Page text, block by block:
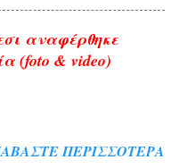
αναφέρθηκε
(foto & video)
ΠΕΡΙΣΣΌΤΕΡΑ